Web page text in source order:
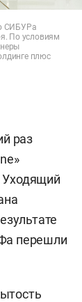
СИБУРа
По условиям
плюс
раз
Уходящий
перешли